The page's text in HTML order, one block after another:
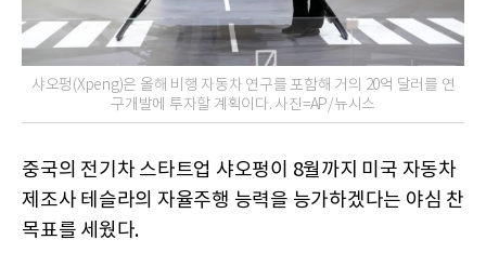
샤오펑(Xpeng)은 올해 비행 자동차 연구를 포함해 거의 20억 달러를 연
구개발에 투자할 계획이다. 사진=AP/뉴시스
중국의 전기차 스타트업 샤오펑이 8월까지 미국 자동차
제조사 테슬라의 자율주행 능력을 능가하겠다는 야심 찬
목표를 세웠다.